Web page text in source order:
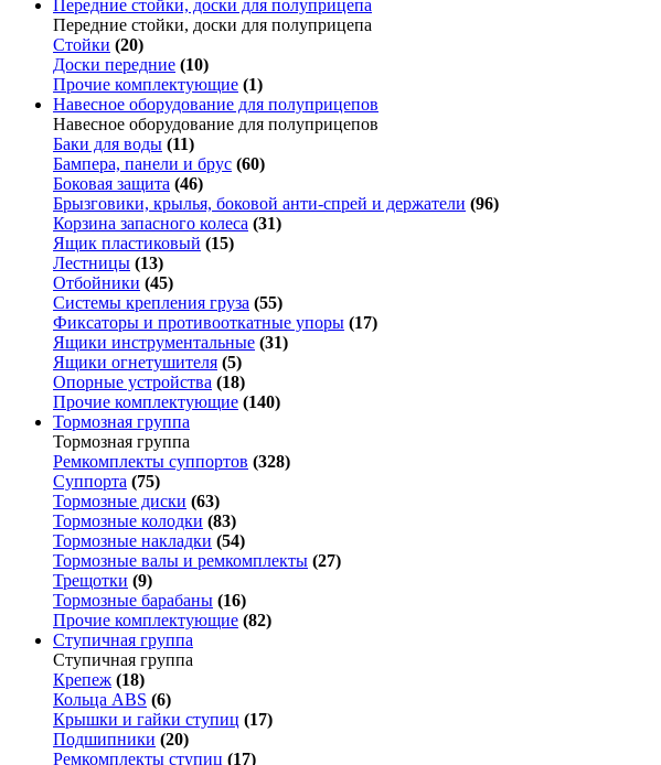
Передние стойки, доски для полуприцепа
Передние стойки, доски для полуприцепа
Стойки (20)
Доски передние (10)
Прочие комплектующие (1)
Навесное оборудование для полуприцепов
Навесное оборудование для полуприцепов
Баки для воды (11)
Бампера, панели и брус (60)
Боковая защита (46)
Брызговики, крылья, боковой анти-спрей и держатели (96)
Корзина запасного колеса (31)
Ящик пластиковый (15)
Лестницы (13)
Отбойники (45)
Системы крепления груза (55)
Фиксаторы и противооткатные упоры (17)
Ящики инструментальные (31)
Ящики огнетушителя (5)
Опорные устройства (18)
Прочие комплектующие (140)
Тормозная группа
Тормозная группа
Ремкомплекты суппортов (328)
Суппорта (75)
Тормозные диски (63)
Тормозные колодки (83)
Тормозные накладки (54)
Тормозные валы и ремкомплекты (27)
Трещотки (9)
Тормозные барабаны (16)
Прочие комплектующие (82)
Ступичная группа
Ступичная группа
Крепеж (18)
Кольца ABS (6)
Крышки и гайки ступиц (17)
Подшипники (20)
Ремкомплекты ступиц (17)